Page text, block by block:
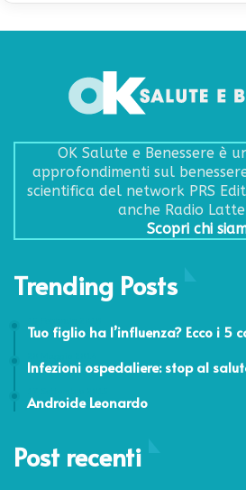
OK Salute e Benessere è
approfondimenti sul
scientifica del network PRS
anche Radio
Scopri chi
Trending Posts
Tuo figlio ha l’influenza? Ecco i 5
Infezioni ospedaliere: stop al
Androide Leonardo
Post recenti